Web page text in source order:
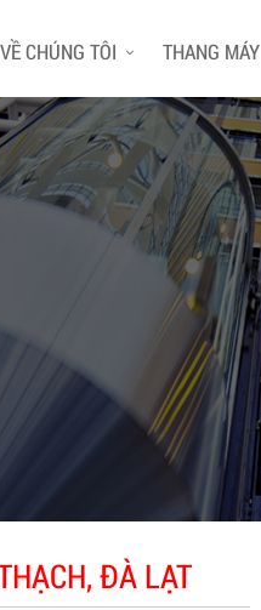
VỀ CHÚNG TÔI THANG MÁY
ĐÀ LẠT